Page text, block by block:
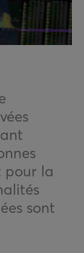
pour la
sont